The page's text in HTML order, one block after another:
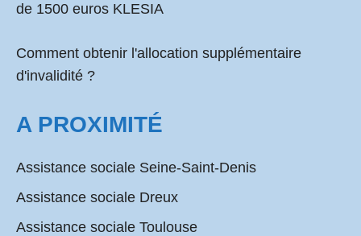
de 1500 euros KLESIA
Comment obtenir l'allocation supplémentaire
d'invalidité ?
A PROXIMITÉ
Assistance sociale Seine-Saint-Denis
Assistance sociale Dreux
Assistance sociale Toulouse